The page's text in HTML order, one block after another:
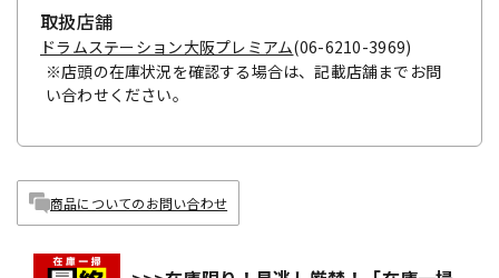
取扱店舗
ドラムステーション大阪プレミアム(06-6210-3969)
※店頭の在庫状況を確認する場合は、記載店舗までお問
い合わせください。
商品についてのお問い合わせ